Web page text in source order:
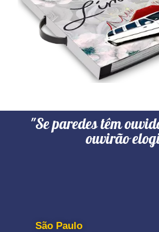
"Se paredes têm
ouvirão
São Paulo